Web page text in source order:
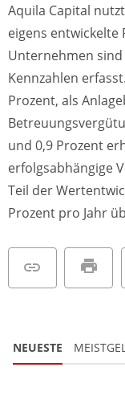
Aquila Capital
eigens entwickelte
Unternehmen
Kennzahlen
Prozent, als
und 0,9 Prozent
erfolgsabhängige
Teil der
Prozent pro Jahr
NEUESTE